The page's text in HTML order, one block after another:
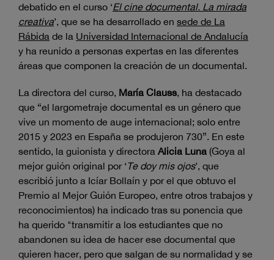
debatido en el curso ‘El cine documental. La mirada
creativa’, que se ha desarrollado en sede de La
Rábida de la Universidad Internacional de Andalucía
y ha reunido a personas expertas en las diferentes
áreas que componen la creación de un documental.
La directora del curso, María Clauss, ha destacado
que “el largometraje documental es un género que
vive un momento de auge internacional; solo entre
2015 y 2023 en España se produjeron 730”. En este
sentido, la guionista y directora Alicia Luna (Goya al
mejor guión original por ‘Te doy mis ojos’, que
escribió junto a Icíar Bollaín y por el que obtuvo el
Premio al Mejor Guión Europeo, entre otros trabajos y
reconocimientos) ha indicado tras su ponencia que
ha querido "transmitir a los estudiantes que no
abandonen su idea de hacer ese documental que
quieren hacer, pero que salgan de su normalidad y se